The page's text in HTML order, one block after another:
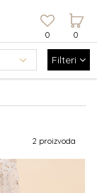
0
0
Filteri
2 proizvoda